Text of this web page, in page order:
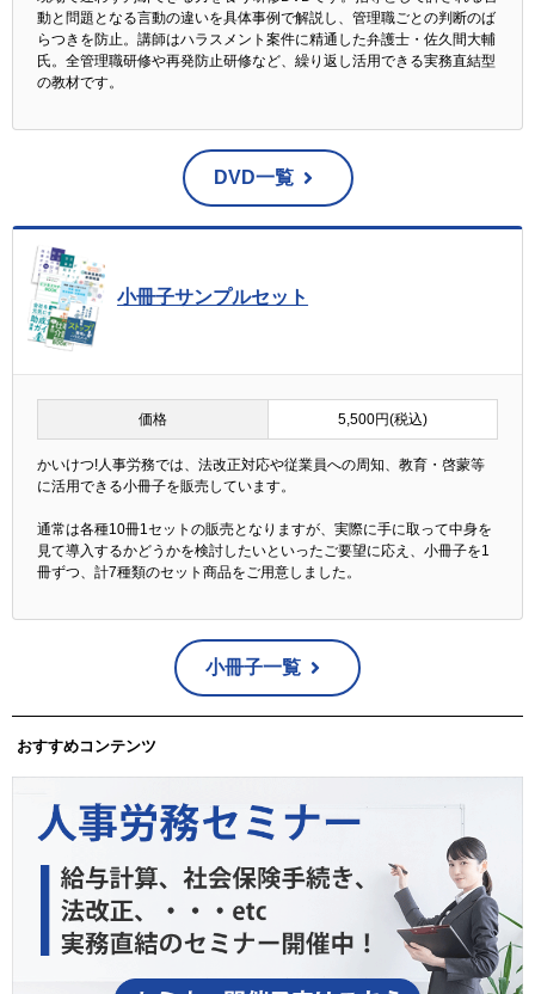
動と問題となる言動の違いを具体事例で解説し、管理職ごとの判断のば
らつきを防止。講師はハラスメント案件に精通した弁護士・佐久間大輔
氏。全管理職研修や再発防止研修など、繰り返し活用できる実務直結型
の教材です。
DVD一覧
小冊子サンプルセット
価格 5,500円(税込)
かいけつ!人事労務では、法改正対応や従業員への周知、教育・啓蒙等
に活用できる小冊子を販売しています。
通常は各種10冊1セットの販売となりますが、実際に手に取って中身を
見て導入するかどうかを検討したいといったご要望に応え、小冊子を1
冊ずつ、計7種類のセット商品をご用意しました。
小冊子一覧
おすすめコンテンツ